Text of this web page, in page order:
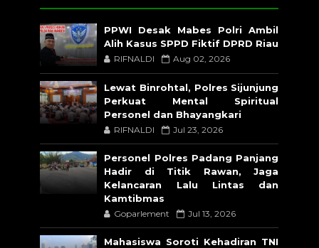
PPWI Desak Mabes Polri Ambil
Alih Kasus SPPD Fiktif DPRD Riau
RIFNALDI Aug 02, 2026
Lewat Binrohtal, Polres Sijunjung
Perkuat Mental Spiritual
Personel dan Bhayangkari
RIFNALDI Jul 23, 2026
Personel Polres Padang Panjang
Hadir di Titik Rawan, Jaga
Kelancaran Lalu Lintas dan
Kamtibmas
Goparlement Jul 13, 2026
Mahasiswa Soroti Kehadiran TNI